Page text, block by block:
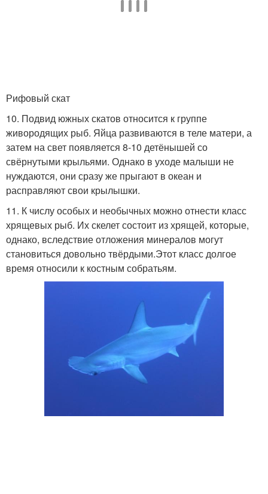
Рифовый скат
10. Подвид южных скатов относится к группе
живородящих рыб. Яйца развиваются в теле матери, а
затем на свет появляется 8-10 детёнышей со
свёрнутыми крыльями. Однако в уходе малыши не
нуждаются, они сразу же прыгают в океан и
расправляют свои крылышки.
11. К числу особых и необычных можно отнести класс
хрящевых рыб. Их скелет состоит из хрящей, которые,
однако, вследствие отложения минералов могут
становиться довольно твёрдыми.Этот класс долгое
время относили к костным собратьям.